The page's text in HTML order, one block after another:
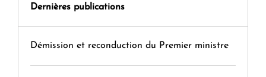
Dernières publications
Démission et reconduction du Premier ministre